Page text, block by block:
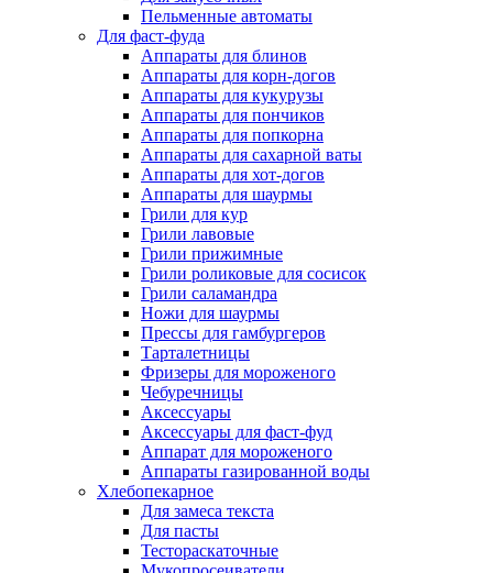
Пельменные автоматы
Для фаст-фуда
Аппараты для блинов
Аппараты для корн-догов
Аппараты для кукурузы
Аппараты для пончиков
Аппараты для попкорна
Аппараты для сахарной ваты
Аппараты для хот-догов
Аппараты для шаурмы
Грили для кур
Грили лавовые
Грили прижимные
Грили роликовые для сосисок
Грили саламандра
Ножи для шаурмы
Прессы для гамбургеров
Тарталетницы
Фризеры для мороженого
Чебуречницы
Аксессуары
Аксессуары для фаст-фуд
Аппарат для мороженого
Аппараты газированной воды
Хлебопекарное
Для замеса текста
Для пасты
Тестораскаточные